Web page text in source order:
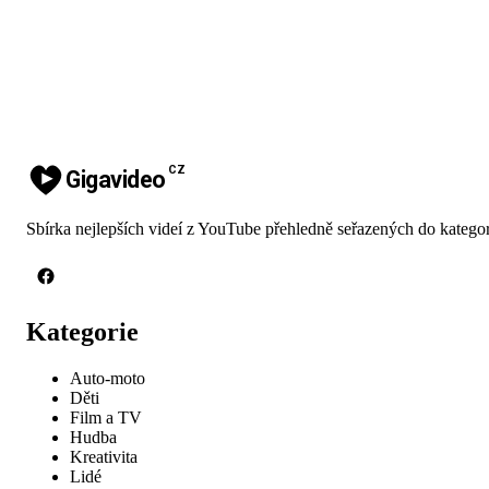
Gigavideo CZ
Sbírka nejlepších videí z YouTube přehledně seřazených do
Kategorie
Auto-moto
Děti
Film a TV
Hudba
Kreativita
Lidé